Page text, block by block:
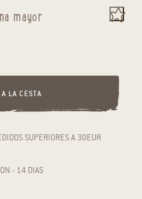
mayor
LA CESTA
SUPERIORES A 30EUR
- 14 DIAS